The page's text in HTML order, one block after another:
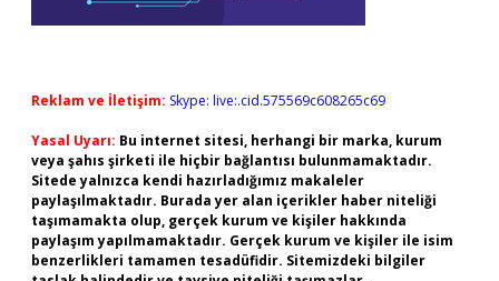
Reklam ve İletişim: Skype: live:.cid.575569c608265c69
Yasal Uyarı: Bu internet sitesi, herhangi bir marka, kurum
veya şahıs şirketi ile hiçbir bağlantısı bulunmamaktadır.
Sitede yalnızca kendi hazırladığımız makaleler
paylaşılmaktadır. Burada yer alan içerikler haber niteliği
taşımamakta olup, gerçek kurum ve kişiler hakkında
paylaşım yapılmamaktadır. Gerçek kurum ve kişiler ile isim
benzerlikleri tamamen tesadüfidir. Sitemizdeki bilgiler